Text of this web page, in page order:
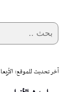
آخر تحديث للموقع: الأربعاء ٠٥ أغسطس